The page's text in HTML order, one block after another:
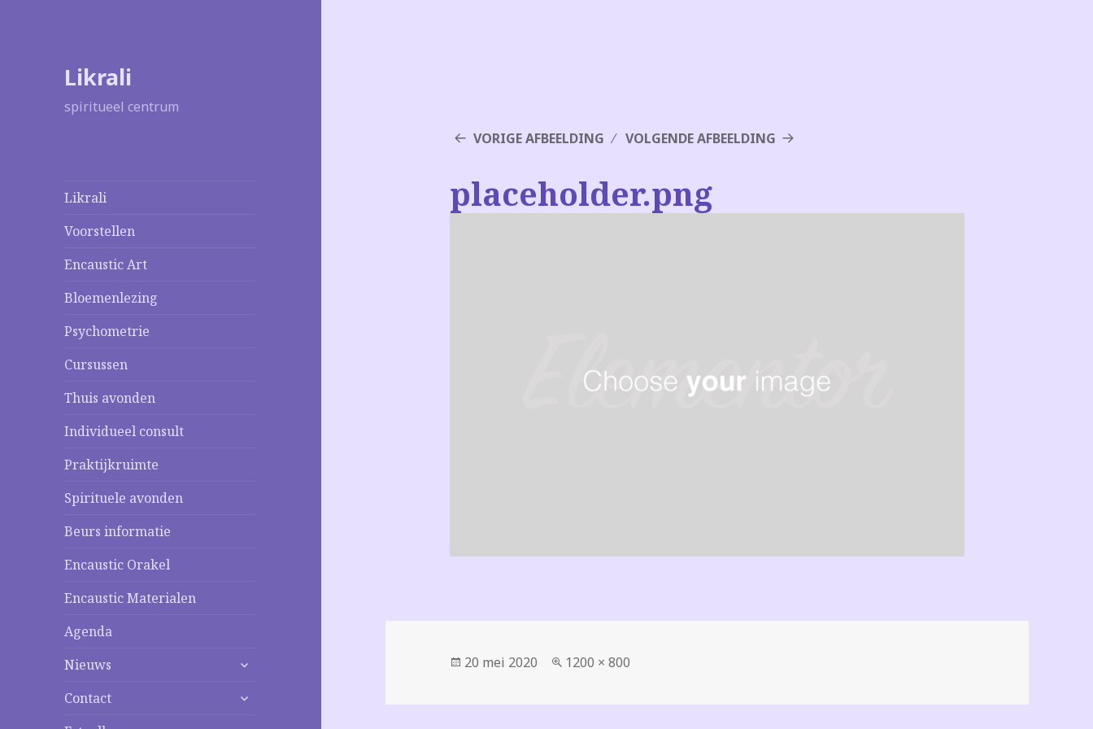
Likrali
spiritueel centrum
Likrali
Voorstellen
Encaustic Art
Bloemenlezing
Psychometrie
Cursussen
Thuis avonden
Individueel consult
Praktijkruimte
Spirituele avonden
Beurs informatie
Encaustic Orakel
Encaustic Materialen
Agenda
Nieuws
alles
Contact
alles
VORIGE AFBEELDING VOLGENDE AFBEELDING
placeholder.png
Geplaatst
20 mei 2020
Volledige
1200 × 800